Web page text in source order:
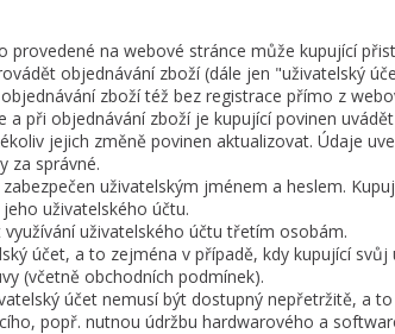
provedené na webové stránce může kupující
objednávání zboží (dále jen "uživatelský
zboží též bez registrace přímo z
a při objednávání zboží je kupující povinen
jejich změně povinen aktualizovat. Údaje
za správné.
uživatelským jménem a heslem.
uživatelského účtu.
uživatelského účtu třetím osobám.
účet, a to zejména v případě, kdy kupující
(včetně obchodních podmínek).
účet nemusí být dostupný nepřetržitě, a
popř. nutnou údržbu hardwarového a